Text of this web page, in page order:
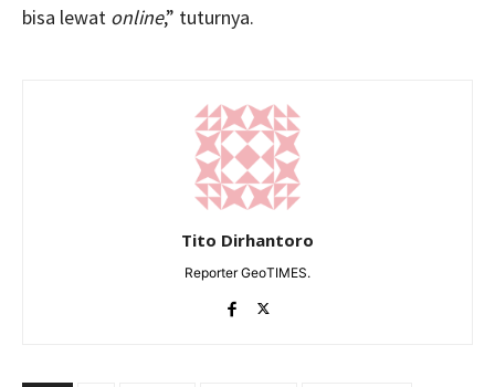
bisa lewat online,” tuturnya.
Tito Dirhantoro
Reporter GeoTIMES.